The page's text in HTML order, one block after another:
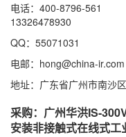
电话：400-8796-561
13326478930
QQ：55071031
电邮：hong@china-ir.com
地址：广东省广州市南沙
采购：广州华洪IS-
安装非接触式在线式工